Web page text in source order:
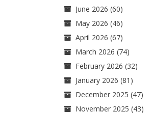
June 2026 (60)
May 2026 (46)
April 2026 (67)
March 2026 (74)
February 2026 (32)
January 2026 (81)
December 2025 (47)
November 2025 (43)